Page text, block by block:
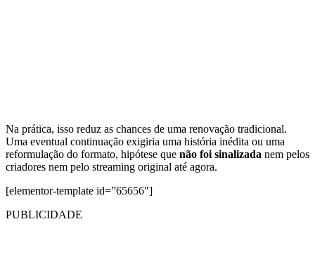
Na prática, isso reduz as chances de uma renovação tradicional.
Uma eventual continuação exigiria uma história inédita ou uma
reformulação do formato, hipótese que não foi sinalizada nem pelos
criadores nem pelo streaming original até agora.
[elementor-template id=”65656″]
PUBLICIDADE